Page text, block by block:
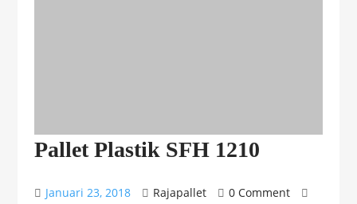
Pallet Plastik SFH 1210
Januari 23, 2018 Rajapallet
0 Comment